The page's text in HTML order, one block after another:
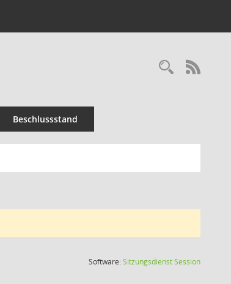
Beschlussstand
Software:SitzungsdienstSession(Wird in